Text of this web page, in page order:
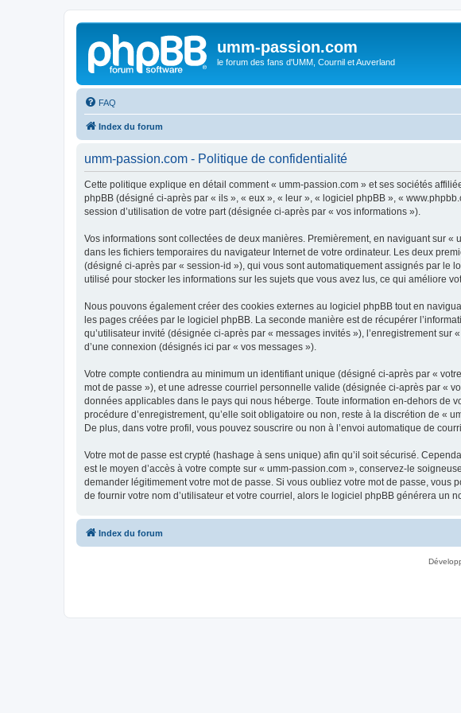
umm-passion.com
le forum des fans d'UMM, Cournil et Auverland
FAQ
Index du forum
umm-passion.com - Politique de confidentialité
Cette politique explique en détail comment « umm-passion.com » et ses sociétés
phpBB (désigné ci-après par « ils », « eux », « leur », « logiciel phpBB », «
session d’utilisation de votre part (désignée ci-après par « vos informations »).
Vos informations sont collectées de deux manières. Premièrement, en naviguant sur
dans les fichiers temporaires du navigateur Internet de votre ordinateur. Les deux
(désigné ci-après par « session-id »), qui vous sont automatiquement assignés par le
utilisé pour stocker les informations sur les sujets que vous avez lus, ce qui améliore
Nous pouvons également créer des cookies externes au logiciel phpBB tout en
les pages créées par le logiciel phpBB. La seconde manière est de récupérer
qu’utilisateur invité (désignée ci-après par « messages invités »), l’enregistrement
d’une connexion (désignés ici par « vos messages »).
Votre compte contiendra au minimum un identifiant unique (désigné ci-après par «
mot de passe »), et une adresse courriel personnelle valide (désignée ci-après par «
données applicables dans le pays qui nous héberge. Toute information en-dehors de
procédure d’enregistrement, qu’elle soit obligatoire ou non, reste à la discrétion de «
De plus, dans votre profil, vous pouvez souscrire ou non à l’envoi automatique de
Votre mot de passe est crypté (hashage à sens unique) afin qu’il soit sécurisé.
est le moyen d’accès à votre compte sur « umm-passion.com », conservez-le
demander légitimement votre mot de passe. Si vous oubliez votre mot de passe,
de fournir votre nom d’utilisateur et votre courriel, alors le logiciel phpBB générera un
Index du forum